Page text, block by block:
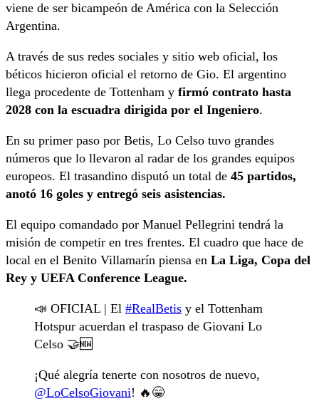
viene de ser bicampeón de América con la Selección
Argentina.
A través de sus redes sociales y sitio web oficial, los
béticos hicieron oficial el retorno de Gio. El argentino
llega procedente de Tottenham y firmó contrato hasta
2028 con la escuadra dirigida por el Ingeniero.
En su primer paso por Betis, Lo Celso tuvo grandes
números que lo llevaron al radar de los grandes equipos
europeos. El trasandino disputó un total de 45 partidos,
anotó 16 goles y entregó seis asistencias.
El equipo comandado por Manuel Pellegrini tendrá la
misión de competir en tres frentes. El cuadro que hace de
local en el Benito Villamarín piensa en La Liga, Copa del
Rey y UEFA Conference League.
📣 OFICIAL | El #RealBetis y el Tottenham
Hotspur acuerdan el traspaso de Giovani Lo
Celso 🤝🆕
¡Qué alegría tenerte con nosotros de nuevo,
@LoCelsoGiovani! 🔥😁